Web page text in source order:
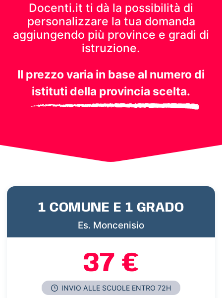
Docenti.it ti dà la possibilità di
personalizzare la tua domanda
aggiungendo più province e gradi di
istruzione.
Il prezzo varia in base al numero di
istituti della provincia scelta.
1 COMUNE E 1 GRADO
Es. Moncenisio
37 €
INVIO ALLE SCUOLE ENTRO 72H